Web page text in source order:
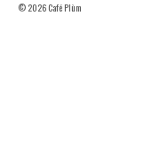
© 2026 Café Plùm